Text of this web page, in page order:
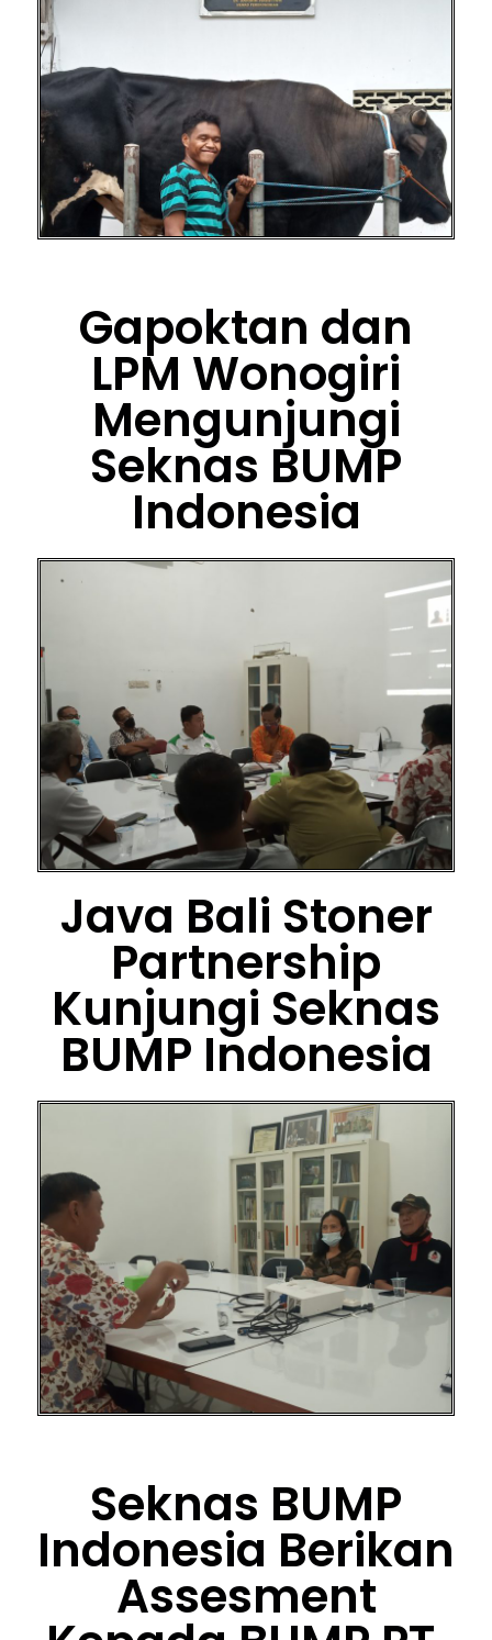
Gapoktan dan
LPM Wonogiri
Mengunjungi
Seknas BUMP
Indonesia
Java Bali Stoner
Partnership
Kunjungi Seknas
BUMP Indonesia
Seknas BUMP
Indonesia Berikan
Assesment